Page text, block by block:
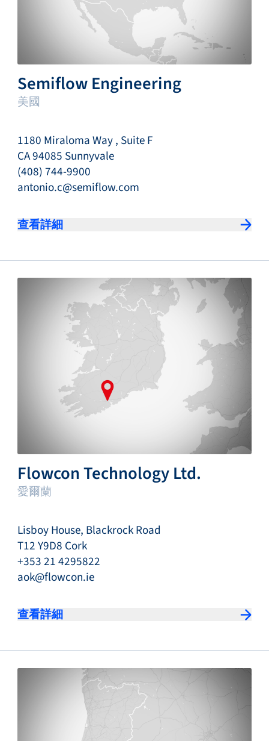
Semiflow Engineering
美國
1180 Miraloma Way , Suite F
CA 94085 Sunnyvale
(408) 744-9900
antonio.c@semiflow.com
查看詳細
Flowcon Technology Ltd.
愛爾蘭
Lisboy House, Blackrock Road
T12 Y9D8 Cork
+353 21 4295822
aok@flowcon.ie
查看詳細